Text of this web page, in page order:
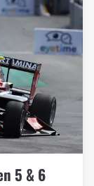
5 & 6